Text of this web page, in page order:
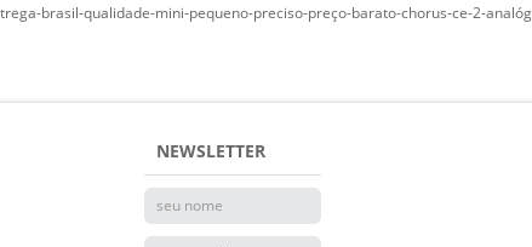
brasil-qualidade-mini-pequeno-preciso-preço-barato-chorus-ce-2-
NEWSLETTER